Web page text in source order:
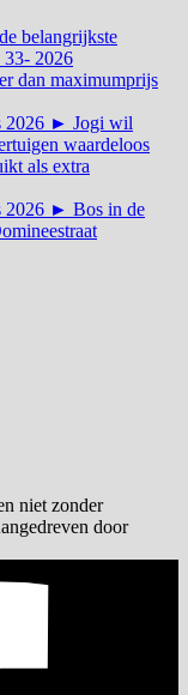
belangrijkste
33- 2026
dan maximumprijs
2026 ► Jogi wil
waardeloos
als extra
2026 ► Bos in de
niet zonder
door